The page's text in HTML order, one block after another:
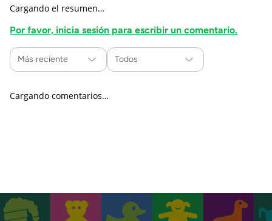
Cargando el resumen…
Por favor, inicia sesión para escribir un comentario.
Más reciente Todos
Cargando comentarios…